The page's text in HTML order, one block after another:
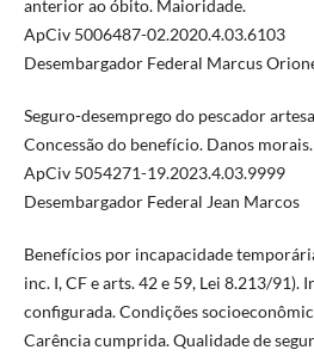
anterior ao óbito. Maioridade.
ApCiv 5006487-02.2020.4.03.6103
Desembargador Federal Marcus
Seguro-desemprego do pescador
Concessão do benefício. Danos morais.
ApCiv 5054271-19.2023.4.03.9999
Desembargador Federal Jean Marcos
Benefícios por incapacidade
inc. I, CF e arts. 42 e 59, Lei 8.213/91).
configurada. Condições
Carência cumprida. Qualidade de